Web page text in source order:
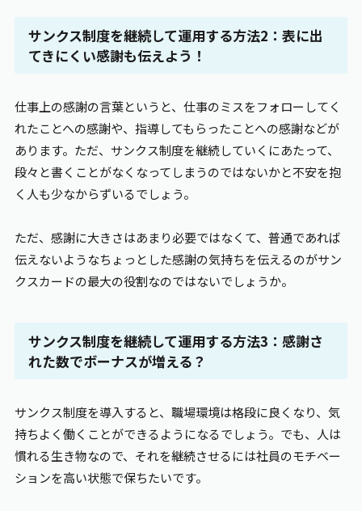
サンクス制度を継続して運用する方法2：表に出
てきにくい感謝も伝えよう！
仕事上の感謝の言葉というと、仕事のミスをフォローしてく
れたことへの感謝や、指導してもらったことへの感謝などが
あります。ただ、サンクス制度を継続していくにあたって、
段々と書くことがなくなってしまうのではないかと不安を抱
く人も少なからずいるでしょう。
ただ、感謝に大きさはあまり必要ではなくて、普通であれば
伝えないようなちょっとした感謝の気持ちを伝えるのがサン
クスカードの最大の役割なのではないでしょうか。
サンクス制度を継続して運用する方法3：感謝さ
れた数でボーナスが増える？
サンクス制度を導入すると、職場環境は格段に良くなり、気
持ちよく働くことができるようになるでしょう。でも、人は
慣れる生き物なので、それを継続させるには社員のモチベー
ションを高い状態で保ちたいです。